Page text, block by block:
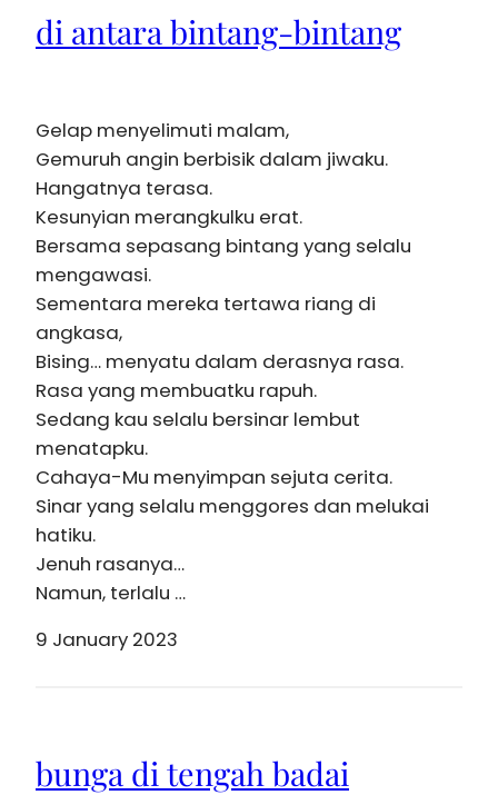
di antara bintang-bintang
Gelap menyelimuti malam,
Gemuruh angin berbisik dalam jiwaku.
Hangatnya terasa.
Kesunyian merangkulku erat.
Bersama sepasang bintang yang selalu
mengawasi.
Sementara mereka tertawa riang di
angkasa,
Bising… menyatu dalam derasnya rasa.
Rasa yang membuatku rapuh.
Sedang kau selalu bersinar lembut
menatapku.
Cahaya-Mu menyimpan sejuta cerita.
Sinar yang selalu menggores dan melukai
hatiku.
Jenuh rasanya…
Namun, terlalu …
9 January 2023
bunga di tengah badai